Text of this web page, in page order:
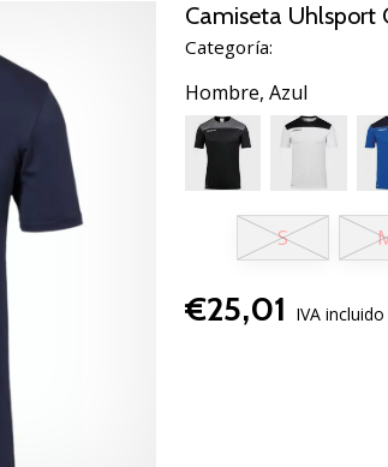
Camiseta Uhlsport
Categoría:
Hombre, Azul
S
€25,01 IVA incluido